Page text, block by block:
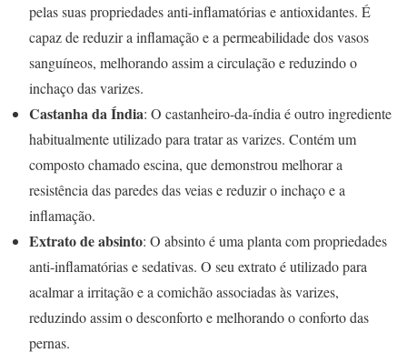
pelas suas propriedades anti-inflamatórias e antioxidantes. É
capaz de reduzir a inflamação e a permeabilidade dos vasos
sanguíneos, melhorando assim a circulação e reduzindo o
inchaço das varizes.
Castanha da Índia: O castanheiro-da-índia é outro ingrediente
habitualmente utilizado para tratar as varizes. Contém um
composto chamado escina, que demonstrou melhorar a
resistência das paredes das veias e reduzir o inchaço e a
inflamação.
Extrato de absinto: O absinto é uma planta com propriedades
anti-inflamatórias e sedativas. O seu extrato é utilizado para
acalmar a irritação e a comichão associadas às varizes,
reduzindo assim o desconforto e melhorando o conforto das
pernas.